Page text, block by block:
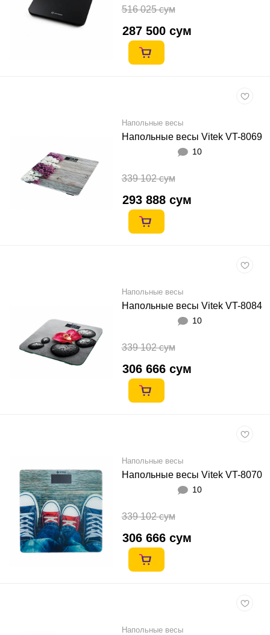
516 025 сум
287 500 сум
Напольные весы
Напольные весы Vitek VT-8069
10
339 102 сум
293 888 сум
Напольные весы
Напольные весы Vitek VT-8084
10
339 102 сум
306 666 сум
Напольные весы
Напольные весы Vitek VT-8070
10
339 102 сум
306 666 сум
Напольные весы